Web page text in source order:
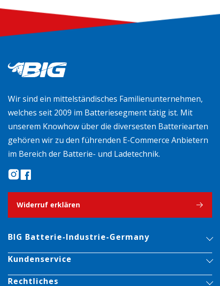
Wir sind ein mittelständisches Familienunternehmen,
welches seit 2009 im Batteriesegment tätig ist. Mit
unserem Knowhow über die diversesten Batteriearten
gehören wir zu den führenden E-Commerce Anbietern
im Bereich der Batterie- und Ladetechnik.
Widerruf erklären
BIG Batterie-Industrie-Germany
Kundenservice
Rechtliches